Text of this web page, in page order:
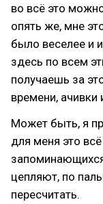
во всё это
опять же, мне
было веселее и
здесь по всем
получаешь за
времени,
Может быть, я
для меня это
цепляют, по
пересчитать.